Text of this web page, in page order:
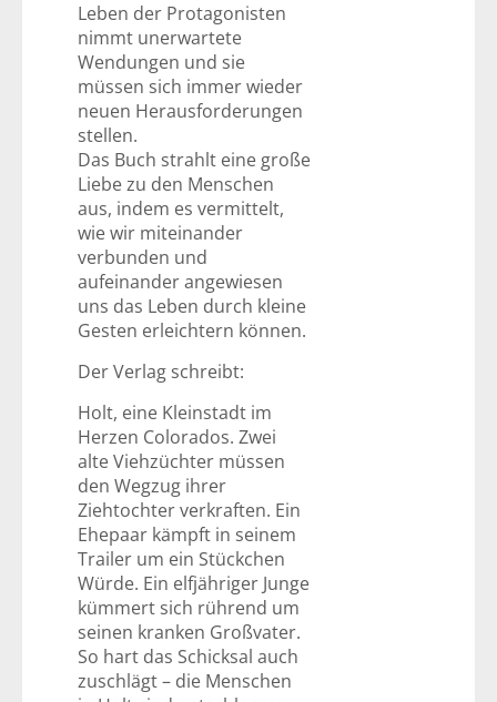
Leben der Protagonisten
nimmt unerwartete
Wendungen und sie
müssen sich immer wieder
neuen Herausforderungen
stellen.
Das Buch strahlt eine große
Liebe zu den Menschen
aus, indem es vermittelt,
wie wir miteinander
verbunden und
aufeinander angewiesen
uns das Leben durch kleine
Gesten erleichtern können.
Der Verlag schreibt:
Holt, eine Kleinstadt im
Herzen Colorados. Zwei
alte Viehzüchter müssen
den Wegzug ihrer
Ziehtochter verkraften. Ein
Ehepaar kämpft in seinem
Trailer um ein Stückchen
Würde. Ein elfjähriger Junge
kümmert sich rührend um
seinen kranken Großvater.
So hart das Schicksal auch
zuschlägt – die Menschen